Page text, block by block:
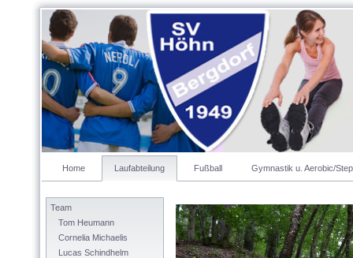
Home Laufabteilung Fußball Gymnastik u. Aerobic/
Team
Tom Heumann
Cornelia Michaelis
Lucas Schindhelm